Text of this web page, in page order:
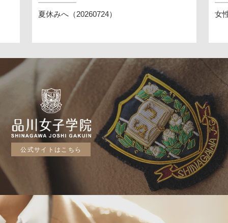
夏休みへ（20260724） 女
公式サイトはこちら